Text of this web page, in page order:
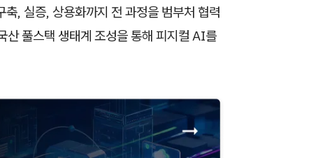
, 실증, 상용화까지 전 과정을 범부처 협력
산 풀스택 생태계 조성을 통해 피지컬 AI를